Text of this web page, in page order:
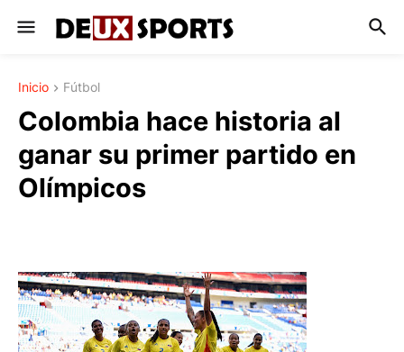
Inicio Fútbol
Colombia hace historia al
ganar su primer partido en
Olímpicos